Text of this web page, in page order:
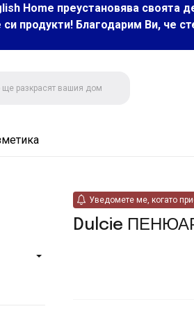
Home преустановява своята
продукти! Благодарим Ви, че
Уведомете ме, когато
Dulcie